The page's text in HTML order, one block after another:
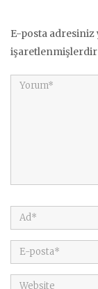
E-posta adresiniz
işaretlenmişlerdir